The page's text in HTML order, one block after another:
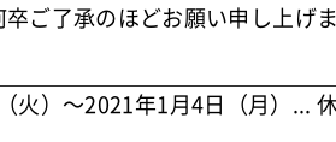
ご了承のほどお願い申し上げま
火）～2021年1月4日（月）...